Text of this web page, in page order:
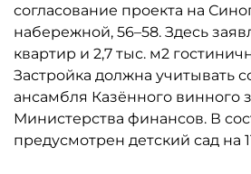
согласование проекта на
набережной, 56–58. Здесь
квартир и 2,7 тыс. м2
Застройка должна учитывать
ансамбля Казённого винного
Министерства финансов. В
предусмотрен детский сад на